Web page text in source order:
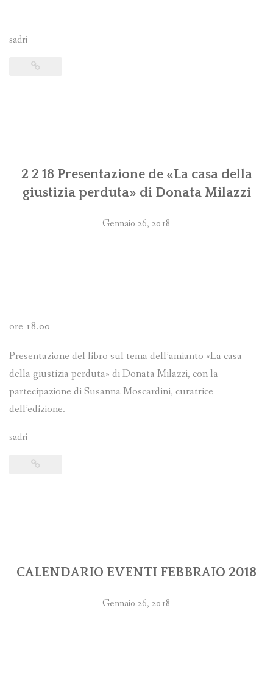
sadri
2 2 18 Presentazione de «La casa della
giustizia perduta» di Donata Milazzi
Gennaio 26, 2018
ore 18.00
Presentazione del libro sul tema dell’amianto «La casa
della giustizia perduta» di Donata Milazzi, con la
partecipazione di Susanna Moscardini, curatrice
dell’edizione.
sadri
CALENDARIO EVENTI FEBBRAIO 2018
Gennaio 26, 2018